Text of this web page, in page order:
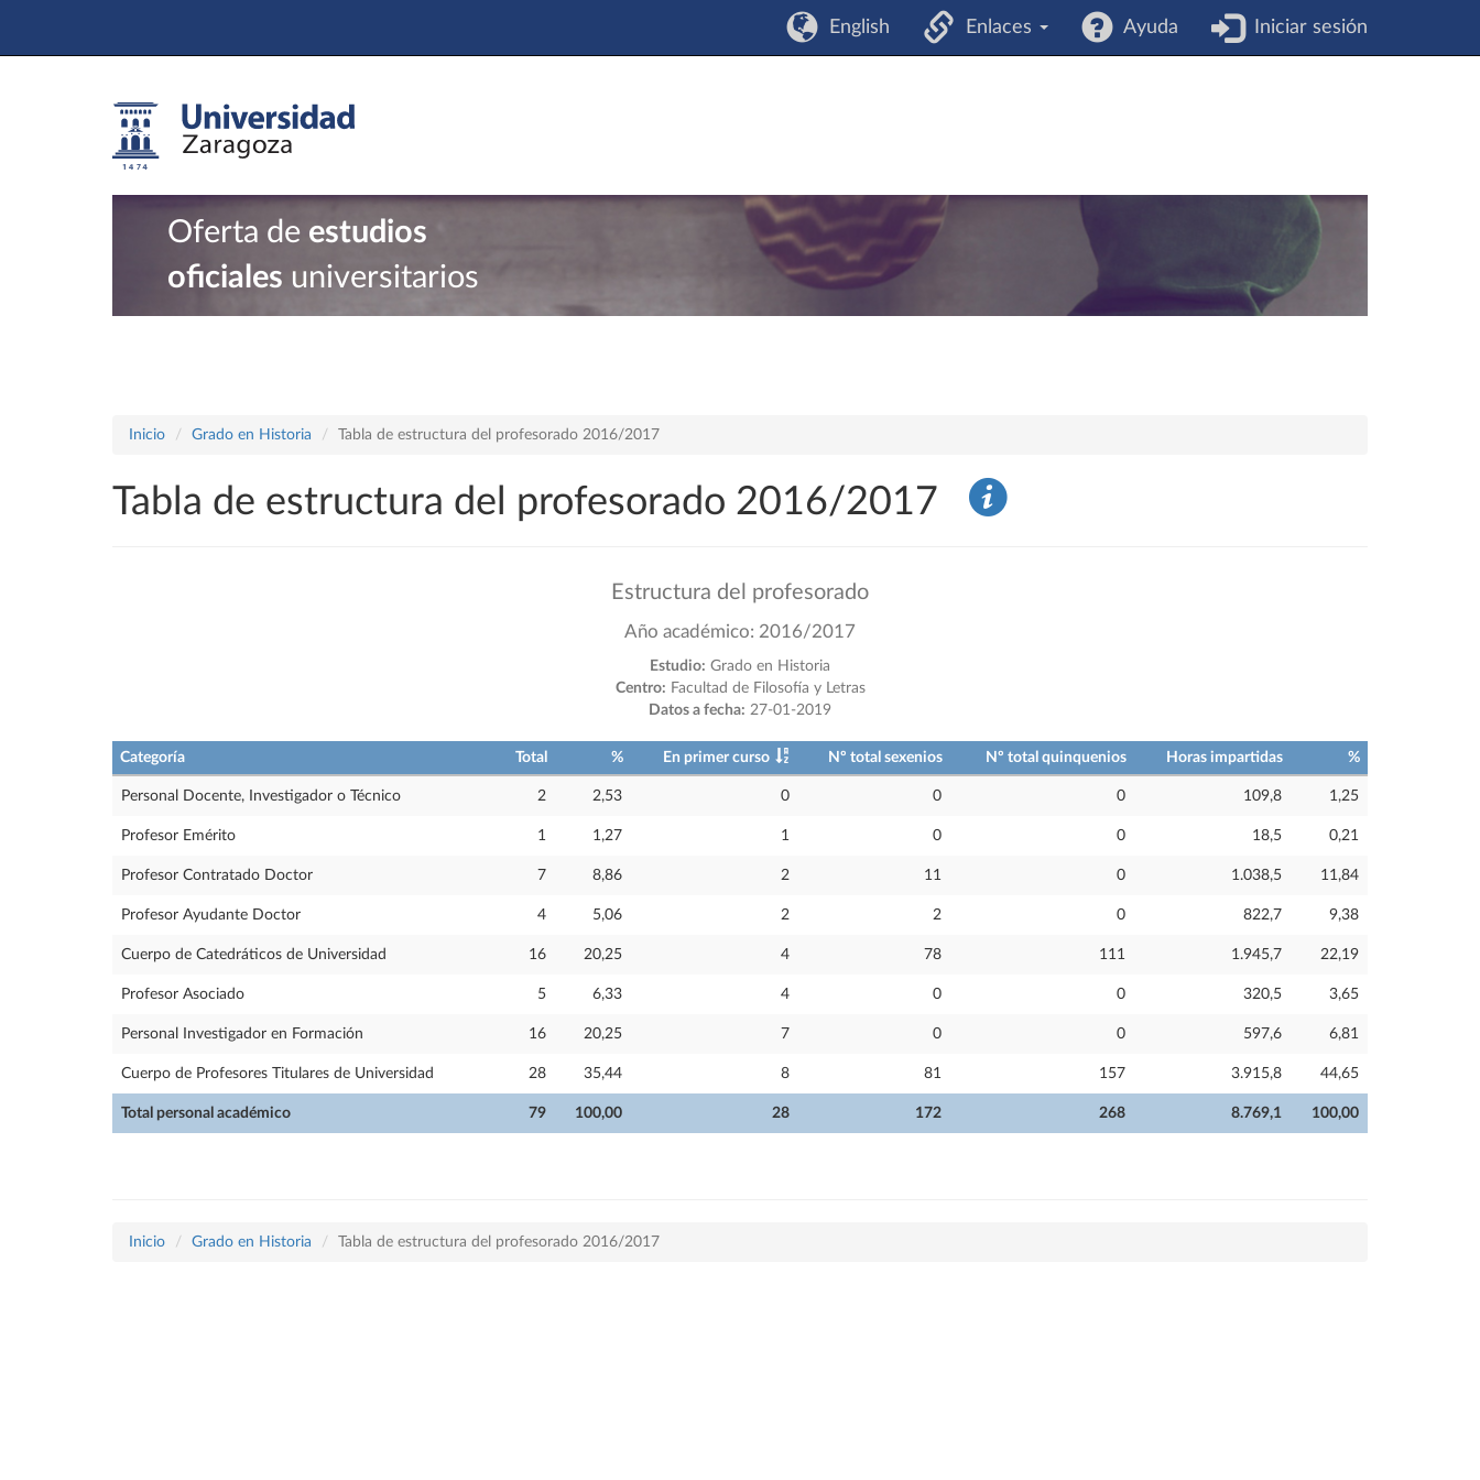
English Enlaces Ayuda Iniciar sesión
Oferta de estudios
oficiales universitarios
Inicio Grado en Historia Tabla de estructura del profesorado 2016/2017
Tabla de estructura del profesorado 2016/2017
Estructura del profesorado
Año académico: 2016/2017
Estudio: Grado en Historia
Centro: Facultad de Filosofía y Letras
Datos a fecha: 27-01-2019
Categoría Total % En primer curso Nº total sexenios Nº total quinquenios Horas impartidas %
Total personal académico 79 100,00 28 172 268 8.769,1 100,00
Personal Docente, Investigador o Técnico 2 2,53 0 0 0 109,8 1,25
Profesor Emérito 1 1,27 1 0 0 18,5 0,21
Profesor Contratado Doctor 7 8,86 2 11 0 1.038,5 11,84
Profesor Ayudante Doctor 4 5,06 2 2 0 822,7 9,38
Cuerpo de Catedráticos de Universidad 16 20,25 4 78 111 1.945,7 22,19
Profesor Asociado 5 6,33 4 0 0 320,5 3,65
Personal Investigador en Formación 16 20,25 7 0 0 597,6 6,81
Cuerpo de Profesores Titulares de Universidad 28 35,44 8 81 157 3.915,8 44,65
Inicio Grado en Historia Tabla de estructura del profesorado 2016/2017